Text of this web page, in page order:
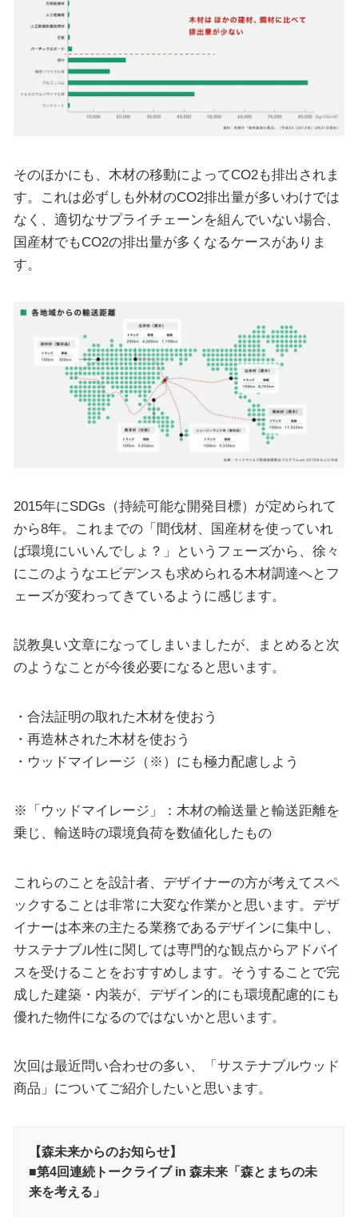
そのほかにも、木材の移動によってCO2も排出されま
す。これは必ずしも外材のCO2排出量が多いわけでは
なく、適切なサプライチェーンを組んでいない場合、
国産材でもCO2の排出量が多くなるケースがありま
す。
2015年にSDGs（持続可能な開発目標）が定められて
から8年。これまでの「間伐材、国産材を使っていれ
ば環境にいいんでしょ？」というフェーズから、徐々
にこのようなエビデンスも求められる木材調達へとフ
ェーズが変わってきているように感じます。
説教臭い文章になってしまいましたが、まとめると次
のようなことが今後必要になると思います。
・合法証明の取れた木材を使おう
・再造林された木材を使おう
・ウッドマイレージ（※）にも極力配慮しよう
※「ウッドマイレージ」：木材の輸送量と輸送距離を
乗じ、輸送時の環境負荷を数値化したもの
これらのことを設計者、デザイナーの方が考えてスペ
ックすることは非常に大変な作業かと思います。デザ
イナーは本来の主たる業務であるデザインに集中し、
サステナブル性に関しては専門的な観点からアドバイ
スを受けることをおすすめします。そうすることで完
成した建築・内装が、デザイン的にも環境配慮的にも
優れた物件になるのではないかと思います。
次回は最近問い合わせの多い、「サステナブルウッド
商品」についてご紹介したいと思います。
【森未来からのお知らせ】
■第4回連続トークライブ in 森未来「森とまちの未
来を考える」